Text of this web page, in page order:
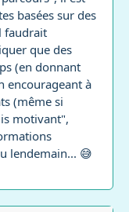
basées sur des
faudrait
que des
(en donnant
encourageant à
(même si
motivant",
lendemain... 😅